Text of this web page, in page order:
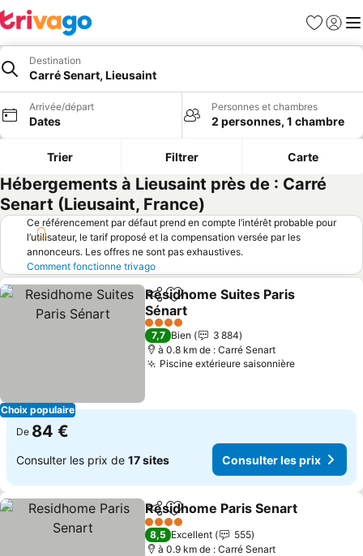
Favoris
Se
Destination
Carré Senart, Lieusaint
Arrivée/départ
Dates
Personnes et chambres
2 personnes, 1 chambre
Trier Filtrer Carte
Hébergements à Lieusaint près de : Carré
Senart (Lieusaint, France)
Ce référencement par défaut prend en compte l’intérêt probable pour
l’utilisateur, le tarif proposé et la compensation versée par les
annonceurs. Les offres ne sont pas exhaustives.
Comment fonctionne trivago
Choix populaire
PartagerAjouter à mes favoris
Residhome Suites Paris
Sénart
Consulter les prix
4 Étoiles
7,7 Bien
3 884
à 0.8 km de : Carré Senart
Piscine extérieure saisonnièreConsulter
De 84 €
Consulter les prix de 17 sites Consulter les prix
PartagerAjouter à mes favoris
Residhome Paris Senart
4 Étoiles
8,5 Excellent
555
à 0.9 km de : Carré Senart